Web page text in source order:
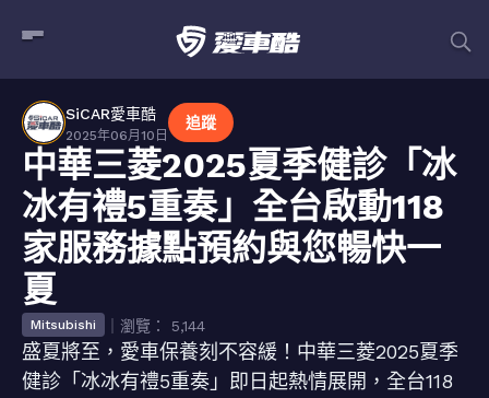
SiCAR愛車酷
2025年06月10日
追蹤
中華三菱2025夏季健診「冰
冰有禮5重奏」全台啟動118
家服務據點預約與您暢快一
夏
Mitsubishi ｜瀏覽： 5,144
盛夏將至，愛車保養刻不容緩！中華三菱2025夏季
健診「冰冰有禮5重奏」即日起熱情展開，全台118